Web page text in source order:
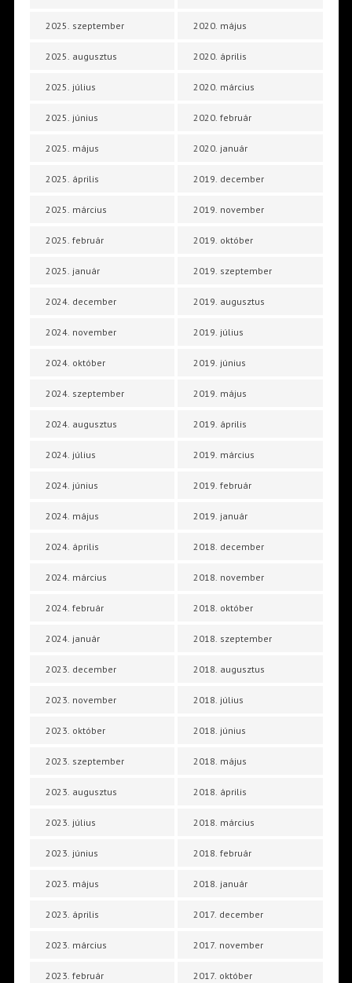
2025. szeptember
2025. augusztus
2025. július
2025. június
2025. május
2025. április
2025. március
2025. február
2025. január
2024. december
2024. november
2024. október
2024. szeptember
2024. augusztus
2024. július
2024. június
2024. május
2024. április
2024. március
2024. február
2024. január
2023. december
2023. november
2023. október
2023. szeptember
2023. augusztus
2023. július
2023. június
2023. május
2023. április
2023. március
2023. február
2020. május
2020. április
2020. március
2020. február
2020. január
2019. december
2019. november
2019. október
2019. szeptember
2019. augusztus
2019. július
2019. június
2019. május
2019. április
2019. március
2019. február
2019. január
2018. december
2018. november
2018. október
2018. szeptember
2018. augusztus
2018. július
2018. június
2018. május
2018. április
2018. március
2018. február
2018. január
2017. december
2017. november
2017. október